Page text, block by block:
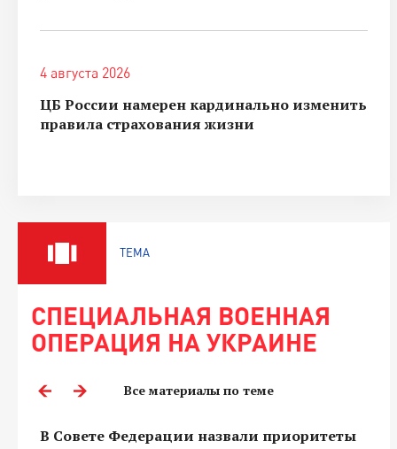
4 августа 2026
ЦБ России намерен кардинально изменить
правила страхования жизни
ТЕМА
СПЕЦИАЛЬНАЯ ВОЕННАЯ
ОПЕРАЦИЯ НА УКРАИНЕ
Все материалы по теме
В Совете Федерации назвали приоритеты